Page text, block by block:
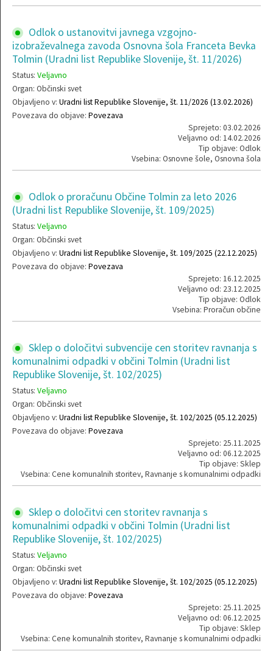
Odlok o ustanovitvi javnega vzgojno-
izobraževalnega zavoda Osnovna šola Franceta Bevka
Tolmin (Uradni list Republike Slovenije, št. 11/2026)
Status: Veljavno
Organ: Občinski svet
Objavljeno v: Uradni list Republike Slovenije, št. 11/2026 (13.02.2026)
Povezava do objave: Povezava
Sprejeto: 03.02.2026
Veljavno od: 14.02.2026
Tip objave: Odlok
Vsebina: Osnovne šole, Osnovna šola
Odlok o proračunu Občine Tolmin za leto 2026
(Uradni list Republike Slovenije, št. 109/2025)
Status: Veljavno
Organ: Občinski svet
Objavljeno v: Uradni list Republike Slovenije, št. 109/2025 (22.12.2025)
Povezava do objave: Povezava
Sprejeto: 16.12.2025
Veljavno od: 23.12.2025
Tip objave: Odlok
Vsebina: Proračun občine
Sklep o določitvi subvencije cen storitev ravnanja s
komunalnimi odpadki v občini Tolmin (Uradni list
Republike Slovenije, št. 102/2025)
Status: Veljavno
Organ: Občinski svet
Objavljeno v: Uradni list Republike Slovenije, št. 102/2025 (05.12.2025)
Povezava do objave: Povezava
Sprejeto: 25.11.2025
Veljavno od: 06.12.2025
Tip objave: Sklep
Vsebina: Cene komunalnih storitev, Ravnanje s komunalnimi odpadki
Sklep o določitvi cen storitev ravnanja s
komunalnimi odpadki v občini Tolmin (Uradni list
Republike Slovenije, št. 102/2025)
Status: Veljavno
Organ: Občinski svet
Objavljeno v: Uradni list Republike Slovenije, št. 102/2025 (05.12.2025)
Povezava do objave: Povezava
Sprejeto: 25.11.2025
Veljavno od: 06.12.2025
Tip objave: Sklep
Vsebina: Cene komunalnih storitev, Ravnanje s komunalnimi odpadki